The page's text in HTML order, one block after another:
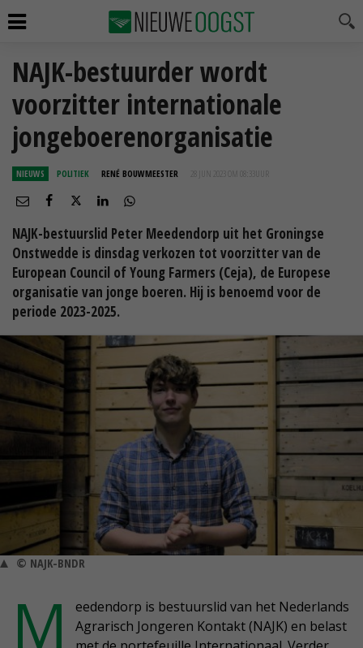
NAJK-bestuurder wordt
voorzitter internationale
jongeboerenorganisatie
NIEUWS POLITIEK RENÉ BOUWMEESTER 28 JUN 2023 OM 08:33
NAJK-bestuurslid Peter Meedendorp uit het Groningse
Onstwedde is dinsdag verkozen tot voorzitter van de
European Council of Young Farmers (Ceja), de Europese
organisatie van jonge boeren. Hij is benoemd voor de
periode 2023-2025.
© NAJK-BNDR
M
eedendorp is bestuurslid van het Nederlands
Agrarisch Jongeren Kontakt (NAJK) en belast